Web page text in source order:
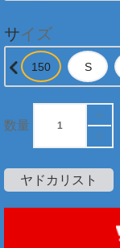
サイズ
数量
ヤドカリスト